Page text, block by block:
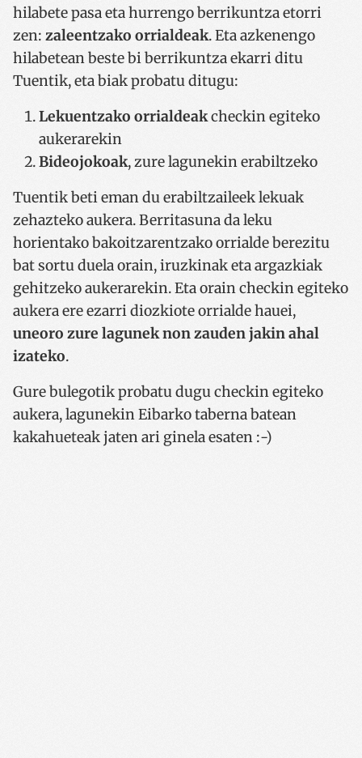
hilabete pasa eta hurrengo berrikuntza etorri
zen: zaleentzako orrialdeak. Eta azkenengo
hilabetean beste bi berrikuntza ekarri ditu
Tuentik, eta biak probatu ditugu:
Lekuentzako orrialdeakcheckin egiteko
aukerarekin
Bideojokoak, zure lagunekin erabiltzeko
Tuentik beti eman du erabiltzaileek lekuak
zehazteko aukera. Berritasuna da leku
horientako bakoitzarentzako orrialde berezitu
bat sortu duela orain, iruzkinak eta argazkiak
gehitzeko aukerarekin. Eta orain checkin egiteko
aukera ere ezarri diozkiote orrialde hauei,
uneoro zure lagunek non zauden jakin ahal
izateko.
Gure bulegotik probatu dugu checkin egiteko
aukera, lagunekin Eibarko taberna batean
kakahueteak jaten ari ginela esaten :-)